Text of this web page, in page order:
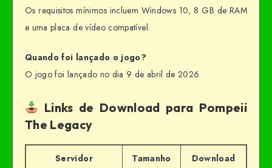
Os requisitos mínimos incluem Windows 10, 8 GB de RAM
e uma placa de vídeo compatível.
Quando foi lançado o jogo?
O jogo foi lançado no dia 9 de abril de 2026.
Links de Download para Pompeii
The Legacy
Servidor Tamanho Download